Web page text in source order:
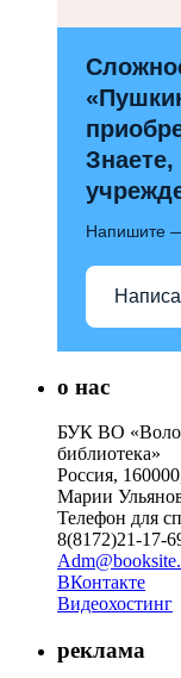
Напишите
о нас
БУК ВО
библиотека»
Россия,
Марии
Телефон для
8(8172)21-17-
ВКонтакте
Видеохостинг
реклама